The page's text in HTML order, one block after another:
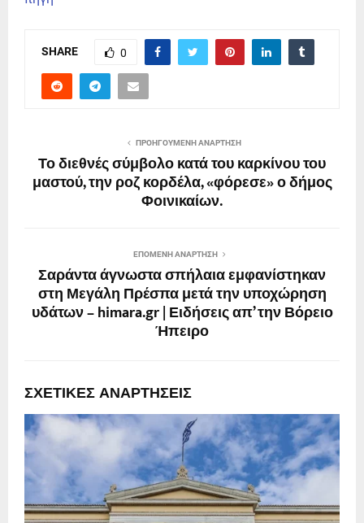
SHARE 0
ΠΡΟΗΓΟΎΜΕΝΗ ΑΝΆΡΤΗΣΗ
Το διεθνές σύμβολο κατά του καρκίνου του
μαστού, την ροζ κορδέλα, «φόρεσε» ο δήμος
Φοινικαίων.
ΕΠΌΜΕΝΗ ΑΝΆΡΤΗΣΗ
Σαράντα άγνωστα σπήλαια εμφανίστηκαν
στη Μεγάλη Πρέσπα μετά την υποχώρηση
υδάτων – himara.gr | Ειδήσεις απ’ την Βόρειο
Ήπειρο
ΣΧΕΤΙΚΈΣ ΑΝΑΡΤΉΣΕΙΣ